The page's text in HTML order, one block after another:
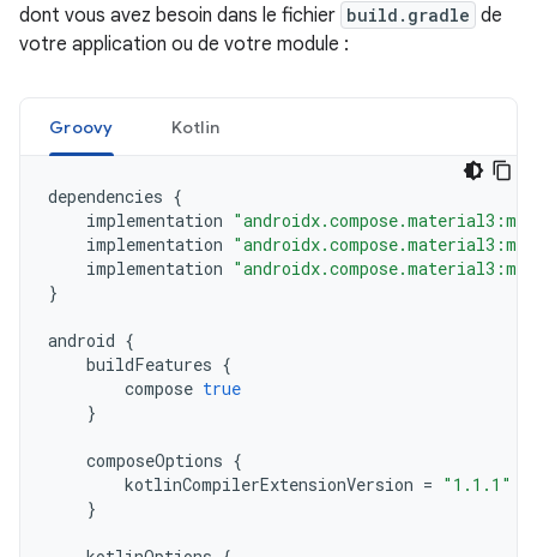
dont vous avez besoin dans le fichier build.gradle de
votre application ou de votre module :
Groovy Kotlin
dependencies {
implementation
implementation
implementation
}
android {
buildFeatures {
compose true
}
composeOptions {
kotlinCompilerExtensionVersion = "1.1.1"
}